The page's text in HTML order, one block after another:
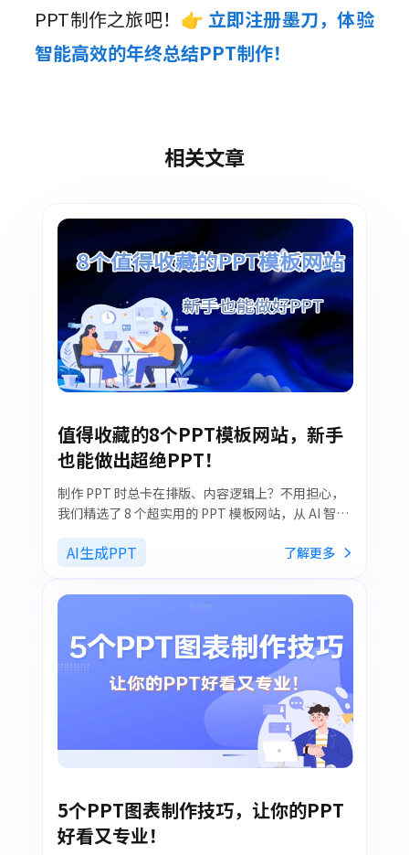
PPT制作之旅吧！ 👉 立即注册墨刀，体验
智能高效的年终总结PPT制作！
相关文章
值得收藏的8个PPT模板网站，新手
也能做出超绝PPT！
制作 PPT 时总卡在排版、内容逻辑上？不用担心，
我们精选了 8 个超实用的 PPT 模板网站，从 AI 智能
生成到海量素材库一应俱全。无论是职场汇报、学术
答辩还是产品演示，都能找到适配方案，助力用户高
AI生成PPT 了解更多
5个PPT图表制作技巧，让你的PPT
好看又专业！